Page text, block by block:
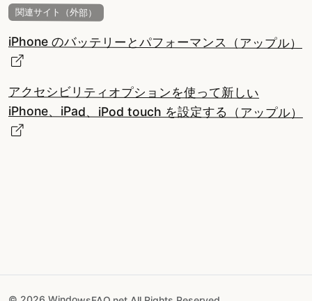
関連サイト（外部）
iPhone のバッテリーとパフォーマンス（アップル）
アクセシビリティオプションを使って新しい
iPhone、iPad、iPod touch を設定する（アップル）